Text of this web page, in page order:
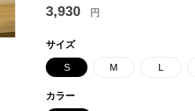
3,930 円
サイズ
S M L
カラー